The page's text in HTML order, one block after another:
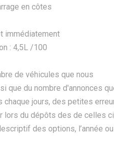
en côtes
immédiatement
: 4,5L /100
de véhicules que nous
que du nombre d'annonces
chaque jours, des petites
lors du dépôts des de celles
des options, l’année